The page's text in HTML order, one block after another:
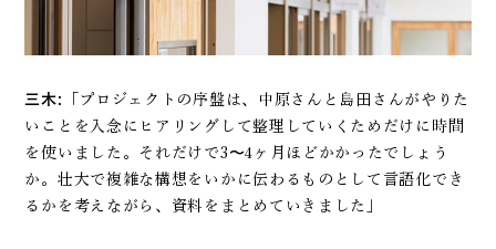
三木: 「プロジェクトの序盤は、中原さんと島田さんがやりた
いことを入念にヒアリングして整理していくためだけに時間
を使いました。それだけで3〜4ヶ月ほどかかったでしょう
か。壮大で複雑な構想をいかに伝わるものとして言語化でき
るかを考えながら、資料をまとめていきました」